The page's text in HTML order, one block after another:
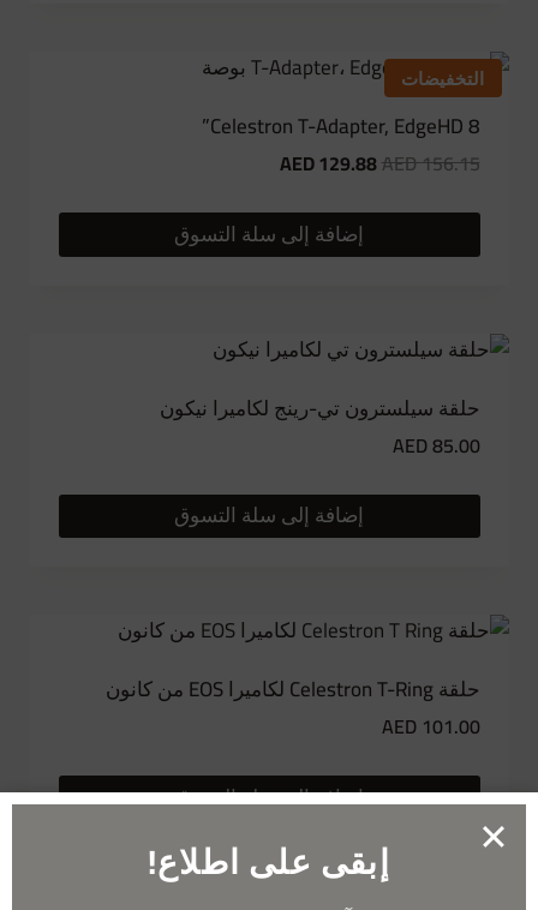
التخفيضات
Celestron T-Adapter, EdgeHD 8”
AED156.15
Original
was:
AED
AED129.88
Current
is:
AED
إضافة إلى سلة التسوق
حلقة سيلسترون تي-رينج لكاميرا نيكون
AED85.00
إضافة إلى سلة التسوق
حلقة Celestron T-Ring لكاميرا EOS من كانون
AED 101.00
إضافة إلى سلة التسوق
إبقى على اطلاع!